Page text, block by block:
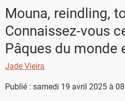
Menu de la semaine
Actus
Téléchargez l'app Saveurs Recettes
Mouna, reindling,
Connaissez-vous
Pâques du monde
Jade Vieira
Publié : samedi 19 avril 2025 à